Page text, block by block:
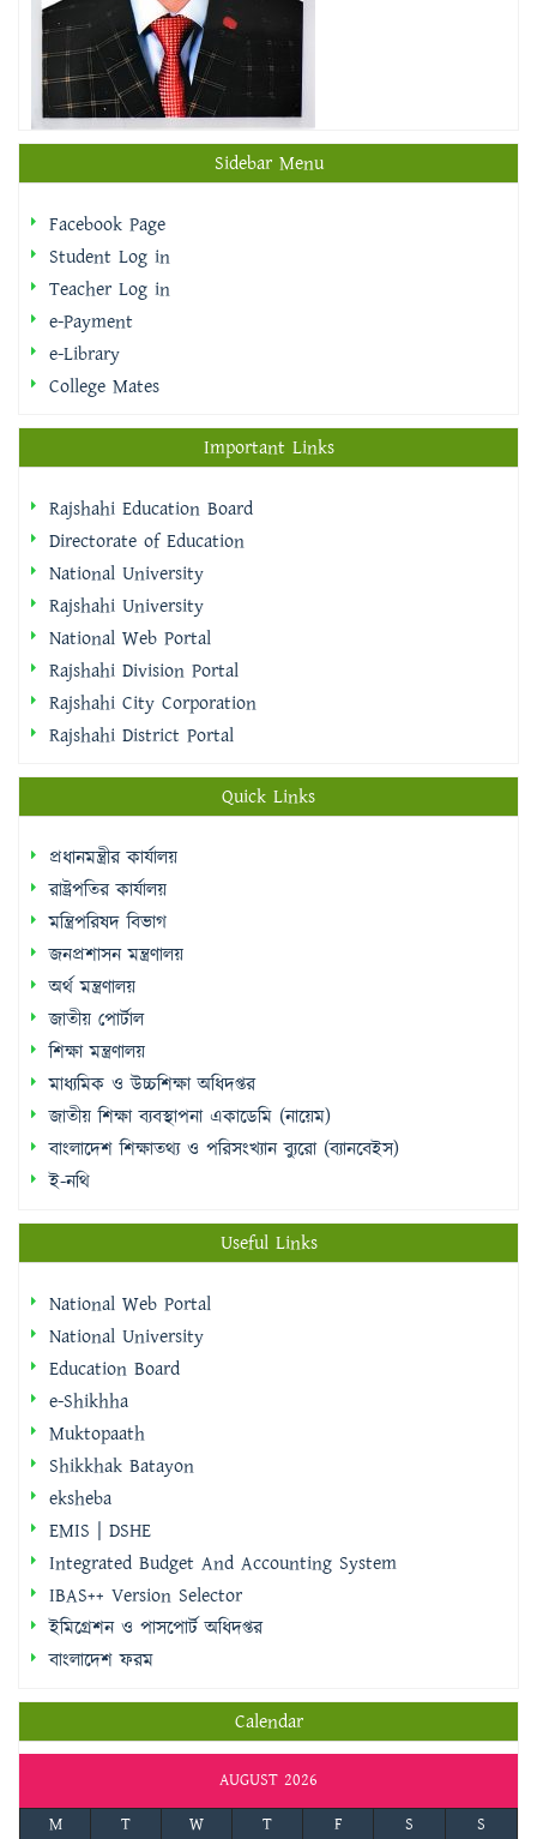
Sidebar Menu
Facebook Page
Student Log in
Teacher Log in
e-Payment
e-Library
College Mates
Important Links
Rajshahi Education Board
Directorate of Education
National University
Rajshahi University
National Web Portal
Rajshahi Division Portal
Rajshahi City Corporation
Rajshahi District Portal
Quick Links
প্রধানমন্ত্রীর কার্যালয়
রাষ্ট্রপতির কার্যালয়
মন্ত্রিপরিষদ বিভাগ
জনপ্রশাসন মন্ত্রণালয়
অর্থ মন্ত্রণালয়
জাতীয় পোর্টাল
শিক্ষা মন্ত্রণালয়
মাধ্যমিক ও উচ্চশিক্ষা অধিদপ্তর
জাতীয় শিক্ষা ব্যবস্থাপনা একাডেমি (নায়েম)
বাংলাদেশ শিক্ষাতথ্য ও পরিসংখ্যান ব্যুরো (ব্যানবেইস)
ই-নথি
Useful Links
National Web Portal
National University
Education Board
e-Shikhha
Muktopaath
Shikkhak Batayon
eksheba
EMIS | DSHE
Integrated Budget And Accounting System
IBAS++ Version Selector
ইমিগ্রেশন ও পাসপোর্ট অধিদপ্তর
বাংলাদেশ ফরম
Calendar
AUGUST 2026
M
T W T F S S